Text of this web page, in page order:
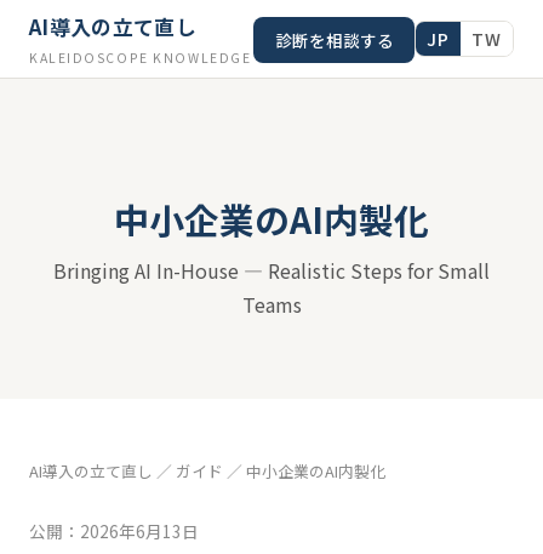
AI導入の立て直し
KALEIDOSCOPE KNOWLEDGE
診断を相談する JP TW
中小企業のAI内製化
Bringing AI In-House — Realistic Steps for Small
Teams
AI導入の立て直し ／ ガイド ／ 中小企業のAI内製化
公開：2026年6月13日